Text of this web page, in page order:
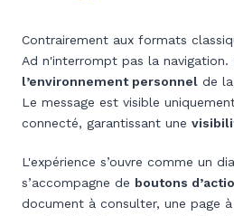
Contrairement aux formats
Ad n'interrompt pas la navigation.
l’environnement personnel de
Le message est visible
connecté, garantissant une
L'expérience s’ouvre comme un
s’accompagne de boutons
document à consulter, une page